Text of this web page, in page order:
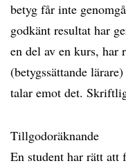
betyg får inte
godkänt resultat har
en del av en kurs, har
(betygssättande
talar emot det.
Tillgodoräknande
En student har rätt